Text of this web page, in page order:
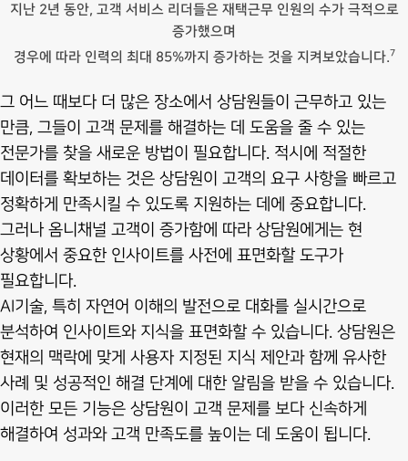
지난 2년 동안, 고객 서비스 리더들은 재택근무 인원의 수가 극적으로
증가했으며
경우에 따라 인력의 최대 85%까지 증가하는 것을 지켜보았습니다.7
그 어느 때보다 더 많은 장소에서 상담원들이 근무하고 있는
만큼, 그들이 고객 문제를 해결하는 데 도움을 줄 수 있는
전문가를 찾을 새로운 방법이 필요합니다. 적시에 적절한
데이터를 확보하는 것은 상담원이 고객의 요구 사항을 빠르고
정확하게 만족시킬 수 있도록 지원하는 데에 중요합니다.
그러나 옴니채널 고객이 증가함에 따라 상담원에게는 현
상황에서 중요한 인사이트를 사전에 표면화할 도구가
필요합니다.
AI기술, 특히 자연어 이해의 발전으로 대화를 실시간으로
분석하여 인사이트와 지식을 표면화할 수 있습니다. 상담원은
현재의 맥락에 맞게 사용자 지정된 지식 제안과 함께 유사한
사례 및 성공적인 해결 단계에 대한 알림을 받을 수 있습니다.
이러한 모든 기능은 상담원이 고객 문제를 보다 신속하게
해결하여 성과와 고객 만족도를 높이는 데 도움이 됩니다.